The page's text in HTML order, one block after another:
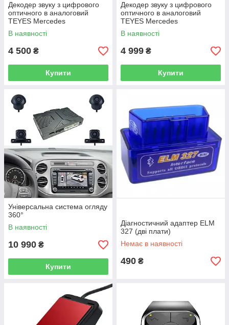
Декодер звуку з цифрового
оптичного в аналоговий
TEYES Mercedes
В наявності
4 500 ₴
Купити
Декодер звуку з цифрового
оптичного в аналоговий
TEYES Mercedes
В наявності
4 999 ₴
Купити
Універсальна система огляду
360°
В наявності
10 990 ₴
Купити
Діагностичний адаптер ELM
327 (дві плати)
Немає в наявності
490 ₴